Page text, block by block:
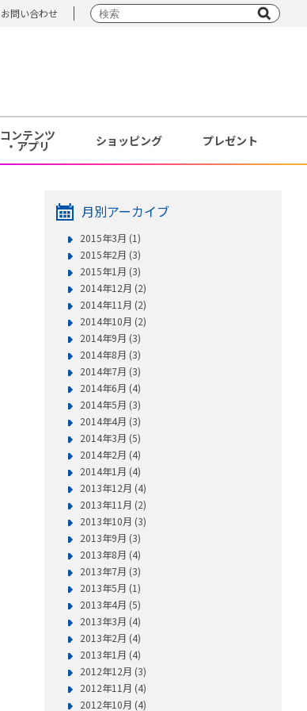
お問い合わせ
コンテンツ
・アプリ ショッピング プレゼント
月別アーカイブ
2015年3月 (1)
2015年2月 (3)
2015年1月 (3)
2014年12月 (2)
2014年11月 (2)
2014年10月 (2)
2014年9月 (3)
2014年8月 (3)
2014年7月 (3)
2014年6月 (4)
2014年5月 (3)
2014年4月 (3)
2014年3月 (5)
2014年2月 (4)
2014年1月 (4)
2013年12月 (4)
2013年11月 (2)
2013年10月 (3)
2013年9月 (3)
2013年8月 (4)
2013年7月 (3)
2013年5月 (1)
2013年4月 (5)
2013年3月 (4)
2013年2月 (4)
2013年1月 (4)
2012年12月 (3)
2012年11月 (4)
2012年10月 (4)